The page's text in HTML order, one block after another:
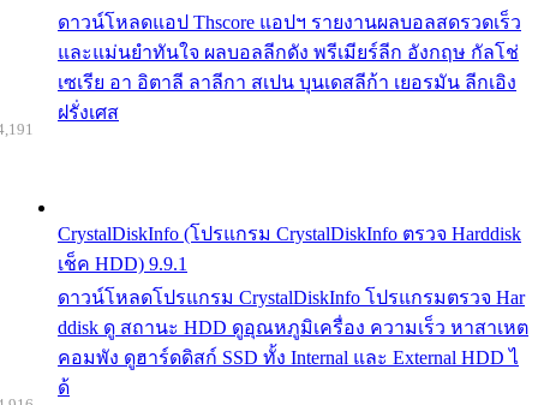
ดาวน์โหลดแอป Thscore แอปฯ รายงานผลบอลสดรวดเร็ว
และแม่นยำทันใจ ผลบอลลีกดัง พรีเมียร์ลีก อังกฤษ กัลโช่
เซเรีย อา อิตาลี ลาลีกา สเปน บุนเดสลีก้า เยอรมัน ลีกเอิง
ฝรั่งเศส
CrystalDiskInfo (โปรแกรม CrystalDiskInfo ตรวจ Harddisk
เช็ค HDD) 9.9.1
ดาวน์โหลดโปรแกรม CrystalDiskInfo โปรแกรมตรวจ Har
ddisk ดู สถานะ HDD ดูอุณหภูมิเครื่อง ความเร็ว หาสาเหต
คอมพัง ดูฮาร์ดดิสก์ SSD ทั้ง Internal และ External HDD ไ
ด้